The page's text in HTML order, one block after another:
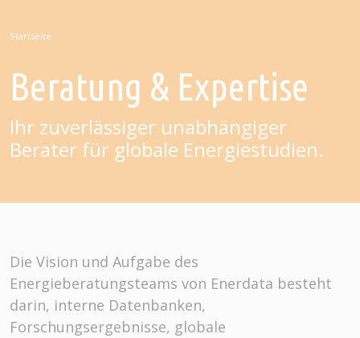
Startseite
Beratung & Expertise
Ihr zuverlässiger unabhängiger
Berater für globale Energiestudien.
Die Vision und Aufgabe des
Energieberatungsteams von Enerdata besteht
darin, interne Datenbanken,
Forschungsergebnisse, globale